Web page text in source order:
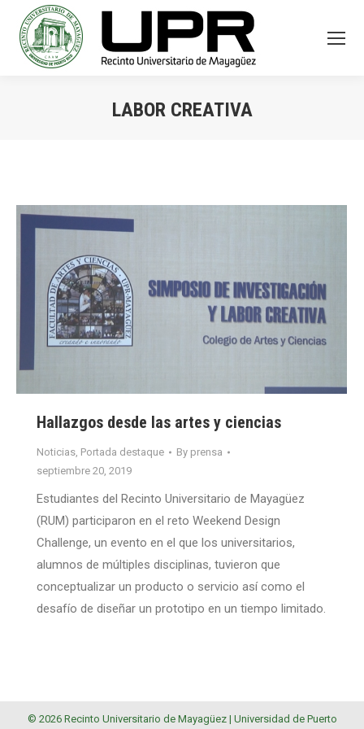
LABOR CREATIVA
Hallazgos desde las artes y ciencias
Noticias, Portada destaque By prensa
septiembre 20, 2019
Estudiantes del Recinto Universitario de Mayagüez
(RUM) participaron en el reto Weekend Design
Challenge, un evento en el que los universitarios,
alumnos de múltiples disciplinas, tuvieron que
conceptualizar un producto o servicio así como el
desafío de diseñar un prototipo en un tiempo limitado.
© 2026 Recinto Universitario de Mayagüez | Universidad de Puerto